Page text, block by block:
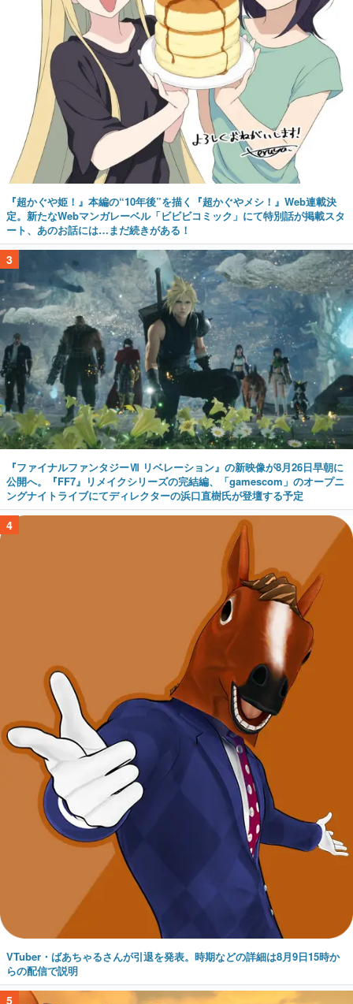
『超かぐや姫！』本編の“10年後”を描く『超かぐやメシ！』Web連載決
定。新たなWebマンガレーベル「ビビビコミック」にて特別話が掲載スタ
ート、あのお話には…まだ続きがある！
3
『ファイナルファンタジーⅦ リベレーション』の新映像が8月26日早朝に
公開へ。『FF7』リメイクシリーズの完結編、「gamescom」のオープニ
ングナイトライブにてディレクターの浜口直樹氏が登壇する予定
4
VTuber・ばあちゃるさんが引退を発表。時期などの詳細は8月9日15時か
らの配信で説明
5